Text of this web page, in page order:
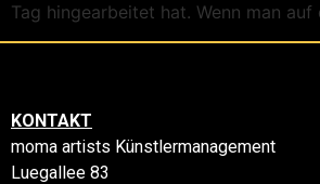
Tag hingearbeitet hat. Wenn man
KONTAKT
moma artists Künstlermanagement
Luegallee 83